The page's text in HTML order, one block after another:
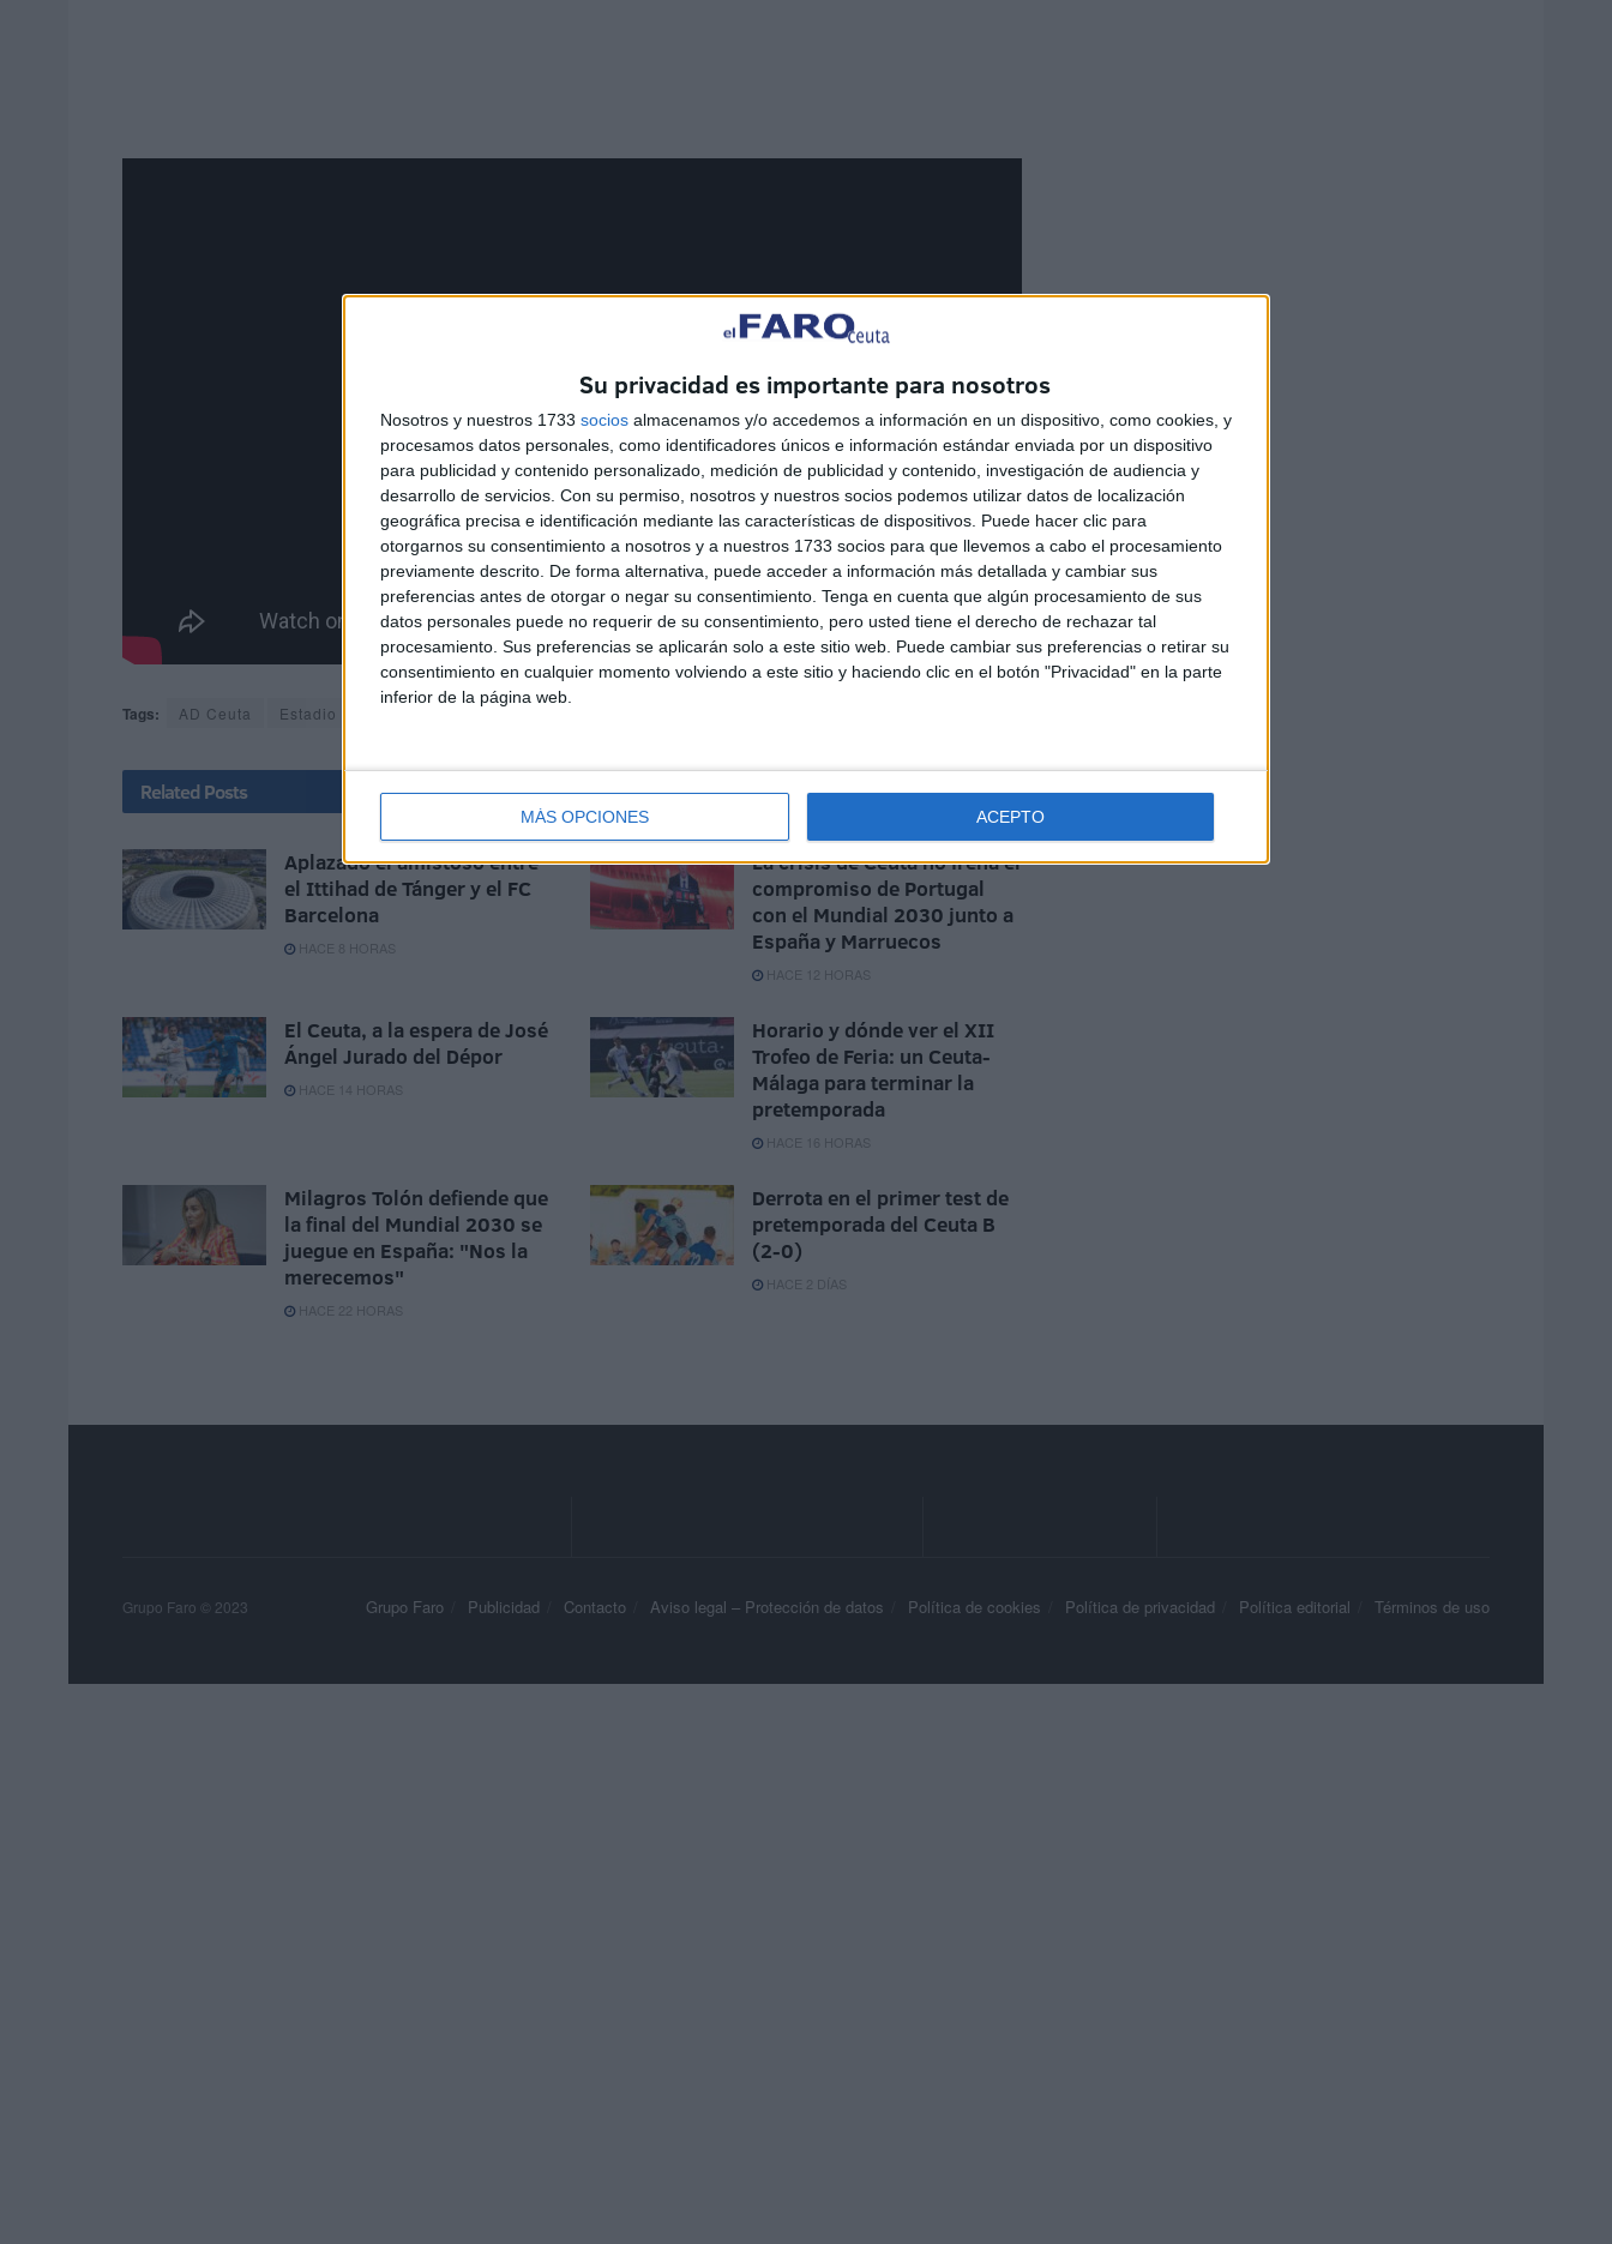
Su privacidad es importante para nosotros
Nosotros y nuestros 1733 socios almacenamos y/o accedemos a información en un dispositivo, como cookies, y
procesamos datos personales, como identificadores únicos e información estándar enviada por un dispositivo
para publicidad y contenido personalizado, medición de publicidad y contenido, investigación de audiencia y
desarrollo de servicios. Con su permiso, nosotros y nuestros socios podemos utilizar datos de localización
geográfica precisa e identificación mediante las características de dispositivos. Puede hacer clic para
otorgarnos su consentimiento a nosotros y a nuestros 1733 socios para que llevemos a cabo el procesamiento
previamente descrito. De forma alternativa, puede acceder a información más detallada y cambiar sus
preferencias antes de otorgar o negar su consentimiento. Tenga en cuenta que algún procesamiento de sus
datos personales puede no requerir de su consentimiento, pero usted tiene el derecho de rechazar tal
procesamiento. Sus preferencias se aplicarán solo a este sitio web. Puede cambiar sus preferencias o retirar su
consentimiento en cualquier momento volviendo a este sitio y haciendo clic en el botón "Privacidad" en la parte
inferior de la página web.
MÁS OPCIONES ACEPTO
Tags: AD Ceuta Estadio Alfonso Murube Fútbol
Related Posts
Aplazado el amistoso entre
el Ittihad de Tánger y el FC
Barcelona
HACE 8 HORAS
La crisis de Ceuta no frena el
compromiso de Portugal
con el Mundial 2030 junto a
España y Marruecos
HACE 12 HORAS
El Ceuta, a la espera de José
Ángel Jurado del Dépor
HACE 14 HORAS
Horario y dónde ver el XII
Trofeo de Feria: un Ceuta-
Málaga para terminar la
pretemporada
HACE 16 HORAS
Milagros Tolón defiende que
la final del Mundial 2030 se
juegue en España: "Nos la
merecemos"
HACE 22 HORAS
Derrota en el primer test de
pretemporada del Ceuta B
(2-0)
HACE 2 DÍAS
Grupo Faro Publicidad Contacto Aviso legal – Protección de datos Política de cookies Política de privacidad Política editorial Términos de uso
Grupo Faro © 2023